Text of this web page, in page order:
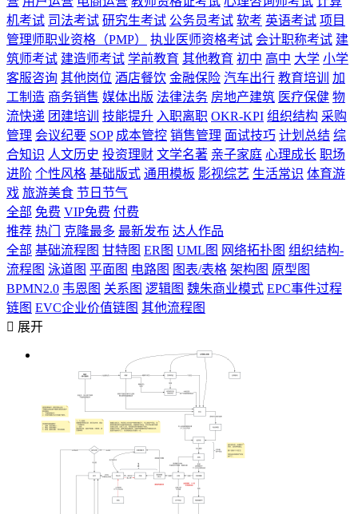
机考试 司法考试 研究生考试 公务员考试 软考 英语考试 项目
管理师职业资格（PMP）
执业医师资格考试 会计职称考试 建
筑师考试 建造师考试 学前教育 其他教育 初中 高中 大学 小学
客服咨询 其他岗位 酒店餐饮 金融保险 汽车出行 教育培训
加
工制造 商务销售 媒体出版 法律法务 房地产建筑 医疗保健 物
流快递 团建培训 技能提升 入职离职 OKR-KPI 组织结构 采购
管理 会议纪要 SOP 成本管控 销售管理 面试技巧 计划总结 综
合知识 人文历史 投资理财 文学名著 亲子家庭 心理成长 职场
进阶 个性风格 基础版式 通用模板 影视综艺 生活常识 体育游
戏 旅游美食 节日节气
全部 免费 VIP免费 付费
推荐 热门 克隆最多 最新发布 达人作品
全部 基础流程图 甘特图 ER图 UML图 网络拓扑图 组织结构-
流程图 泳道图 平面图 电路图 图表/表格 架构图 原型图
BPMN2.0 韦恩图 关系图 逻辑图 魏朱商业模式 EPC事件过程
链图 EVC企业价值链图 其他流程图
 展开